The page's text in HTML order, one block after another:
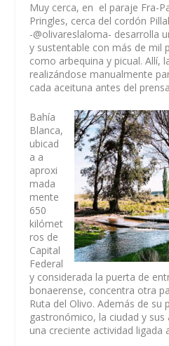
Muy cerca, en el paraje Fra-
Pringles, cerca del cordón
-@olivareslaloma- desarrolla
y sustentable con más de mil
como arbequina y picual. Allí,
realizándose manualmente
cada aceituna antes del
Bahía
Blanca,
ubicad
a a
aproxi
mada
mente
650
kilómet
ros de
Capital
Federal
y considerada la puerta de
bonaerense, concentra otra
Ruta del Olivo. Además de
gastronómico, la ciudad y sus
una creciente actividad ligada